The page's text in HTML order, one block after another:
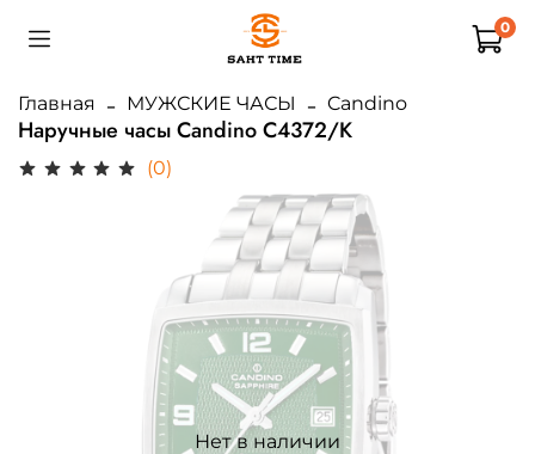
0
Главная МУЖСКИЕ ЧАСЫ Candino
Наручные часы Candino C4372/K
(0)
Нет в наличии